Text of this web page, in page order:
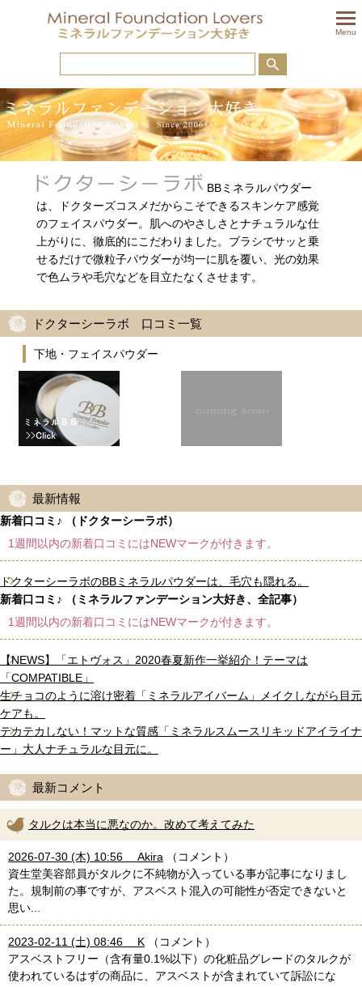
Menu
BBミネラルパウダー
は、ドクターズコスメだからこそできるスキンケア感覚
のフェイスパウダー。肌へのやさしさとナチュラルな仕
上がりに、徹底的にこだわりました。ブラシでサッと乗
せるだけで微粒子パウダーが均一に肌を覆い、光の効果
で色ムラや毛穴などを目立たなくさせます。
ドクターシーラボ 口コミ一覧
下地・フェイスパウダー
最新情報
新着口コミ♪ （ドクターシーラボ）
1週間以内の新着口コミにはNEWマークが付きます。
ドクターシーラボのBBミネラルパウダーは、毛穴も隠れる。
新着口コミ♪ （ミネラルファンデーション大好き、全記事）
1週間以内の新着口コミにはNEWマークが付きます。
【NEWS】「エトヴォス」2020春夏新作一挙紹介！テーマは
「COMPATIBLE」
生チョコのように溶け密着「ミネラルアイバーム」メイクしながら目元
ケアも。
テカテカしない！マットな質感「ミネラルスムースリキッドアイライナ
ー」大人ナチュラルな目元に。
最新コメント
タルクは本当に悪なのか。改めて考えてみた
2026-07-30 (木) 10:56 Akira （コメント）
資生堂美容部員がタルクに不純物が入っている事が記事になりまし
た。規制前の事ですが、アスベスト混入の可能性が否定できないと
思い...
2023-02-11 (土) 08:46 K （コメント）
アスベストフリー（含有量0.1%以下）の化粧品グレードのタルクが
使われているはずの商品に、アスベストが含まれていて訴訟にな